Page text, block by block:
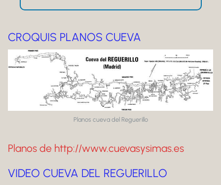
CROQUIS PLANOS CUEVA
Planos cueva del Reguerillo
Planos de http://www.cuevasysimas.es
VIDEO CUEVA DEL REGUERILLO